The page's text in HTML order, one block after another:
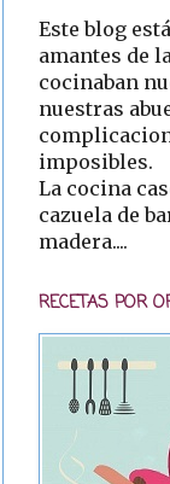
Este blog
amantes de
cocinaban
nuestras
imposibles.
La cocina
cazuela de
madera....
RECETAS POR